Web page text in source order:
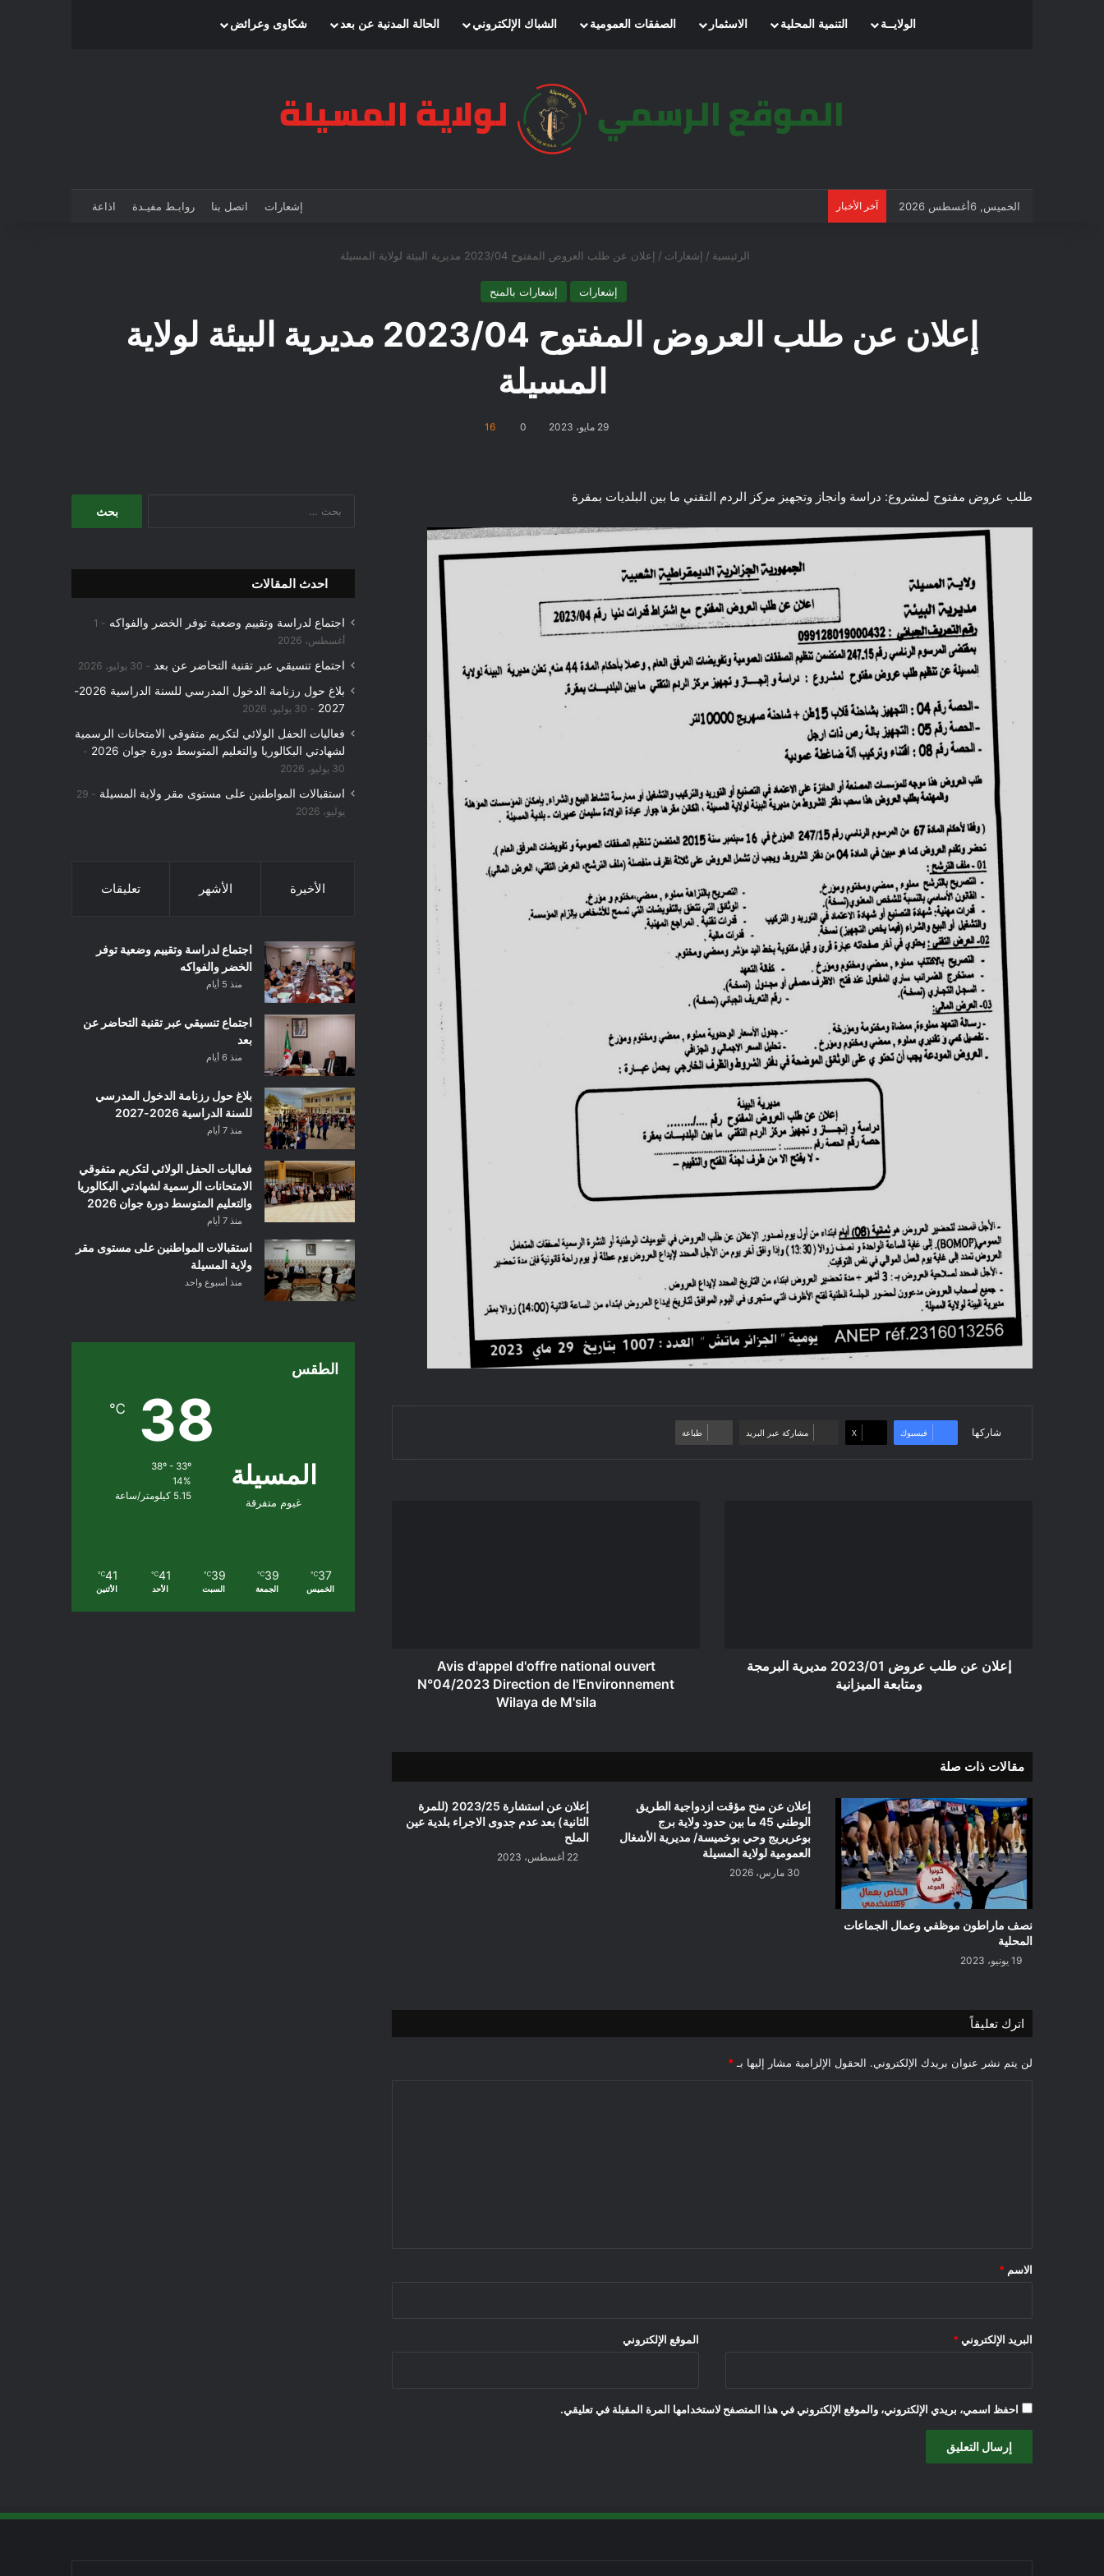
الرئيسيةالولايــة التنمية المحلية الاسثمار الصفقات العمومية الشباك الإلكتروني الحالة المدنية عن بعد شكاوى وعرائض
الخميس, 6أغسطس 2026 آخر الأخبار إشعارات اتصل بنا روابـط مفيـدة اذاعة
الرئيسية / إشعارات / إعلان عن طلب العروض المفتوح 2023/04 مديرية البيئة لولاية المسيلة
إشعارات إشعارات بالمنح
إعلان عن طلب العروض المفتوح 2023/04 مديرية البيئة لولاية
المسيلة
29 مايو، 2023 0
16
طلب عروض مفتوح لمشروع: دراسة وانجاز وتجهيز مركز الردم التقني ما بين البلديات بمقرة
شاركها فيسبوك ‫X مشاركة عبر البريد طباعة
إعلان عن طلب عروض 2023/01 مديرية البرمجة
ومتابعة الميزانية
Avis d'appel d'offre national ouvert
N°04/2023 Direction de l'Environnement
Wilaya de M'sila
مقالات ذات صلة
نصف ماراطون موظفي وعمال الجماعات
المحلية
19 يونيو، 2023
إعلان عن منح مؤقت ازدواجية الطريق
الوطني 45 ما بين حدود ولاية برج
بوعريريج وحي بوخميسة/ مديرية الأشغال
العمومية لولاية المسيلة
30 مارس، 2026
إعلان عن استشارة 2023/25 (للمرة
الثانية) بعد عدم جدوى الاجراء بلدية عين
الملح
22 أغسطس، 2023
اترك تعليقاً
لن يتم نشر عنوان بريدك الإلكتروني. الحقول الإلزامية مشار إليها بـ *
*
الاسم *
البريد الإلكتروني * الموقع الإلكتروني
احفظ اسمي، بريدي الإلكتروني، والموقع الإلكتروني في هذا المتصفح لاستخدامها المرة المقبلة في تعليقي.
احدث المقالات
اجتماع لدراسة وتقييم وضعية توفر الخضر والفواكه
1
أغسطس، 2026
اجتماع تنسيقي عبر تقنية التحاضر عن بعد 30 يوليو، 2026
بلاغ حول رزنامة الدخول المدرسي للسنة الدراسية 2026-
2027
30 يوليو، 2026
فعاليات الحفل الولائي لتكريم متفوقي الامتحانات الرسمية
لشهادتي البكالوريا والتعليم المتوسط دورة جوان 2026
30 يوليو، 2026
استقبالات المواطنين على مستوى مقر ولاية المسيلة
29
يوليو، 2026
الأخيرة الأشهر تعليقات
اجتماع لدراسة وتقييم وضعية توفر
الخضر والفواكه
منذ 5 أيام
اجتماع تنسيقي عبر تقنية التحاضر عن
بعد
منذ 6 أيام
بلاغ حول رزنامة الدخول المدرسي
للسنة الدراسية 2026-2027
منذ 7 أيام
فعاليات الحفل الولائي لتكريم متفوقي
الامتحانات الرسمية لشهادتي البكالوريا
والتعليم المتوسط دورة جوان 2026
منذ 7 أيام
استقبالات المواطنين على مستوى مقر
ولاية المسيلة
منذ أسبوع واحد
الطقس
المسيلة
غيوم متفرقة
38
℃
38º - 33º
14%
5.15 كيلومتر/ساعة
37
℃
الخميس
39
℃
الجمعة
39
℃
السبت
41
℃
الأحد
41
℃
الأثنين